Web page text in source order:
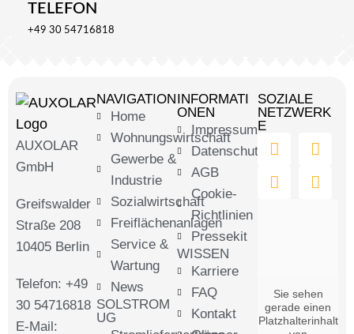
TELEFON
+49 30 54716818
AUXOLAR
GmbH
Greifswalder
Straße 208
10405 Berlin
Telefon: +49
30 54716818
E-Mail:
NAVIGATION
Home
Wohnungswirtschaft
Gewerbe &
Industrie
Sozialwirtschaft
Freiflächenanlagen
Service &
Wartung
News
SOLSTROM
UG
INFORMATI
ONEN
Impressum
Datenschutz
AGB
Cookie-
Richtlinien
Pressekit
WISSEN
Karriere
FAQ
Kontakt
SOZIALE
NETZWERK
E
Sie sehen
gerade einen
Platzhalterinhalt